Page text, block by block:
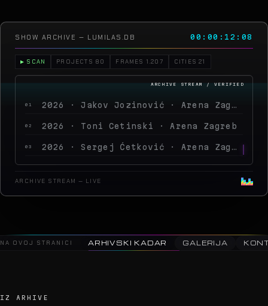
SHOW ARCHIVE — LUMILAS.DB 00:00:16:15
▶ SCAN PROJECTS 80 FRAMES 1.207 CITIES 21
02 2026 · Toni Cetinski · Arena Zagreb
03 2026 · Sergej Ćetković · Arena Zagreb
04 2026 · Peđa Jovanović · Arena Zagreb
2026 · MegaDance Party 2 · Arena Zagreb
ARCHIVE STREAM — LIVE
NA OVOJ STRANICI ARHIVSKI KADAR GALERIJA
IZ ARHIVE